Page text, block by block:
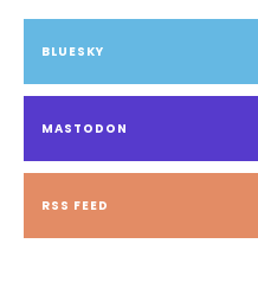
BLUESKY
MASTODON
RSS FEED